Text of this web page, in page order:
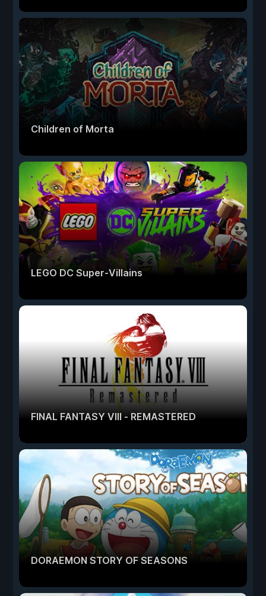
Children of Morta
LEGO DC Super-Villains
FINAL FANTASY VIII - REMASTERED
DORAEMON STORY OF SEASONS